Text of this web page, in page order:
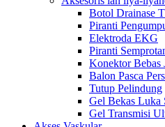
Botol Drainase
Piranti
Elektroda EKG
Piranti
Konektor Bebas
Balon Pasca
Tutup Pelindung
Gel Bekas Luka
Gel Transmisi